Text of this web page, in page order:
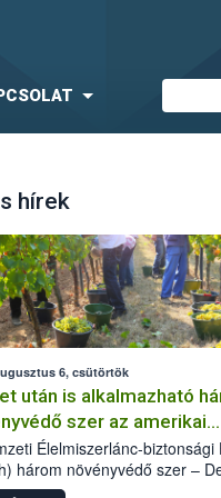
hírek
6, csütörtök
után is alkalmazható
szer az amerikai
ellen
Élelmiszerlánc-biztonsági
három növényvédő szer –
24 EW, Oroganic –